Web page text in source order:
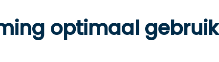
optimaal gebruik